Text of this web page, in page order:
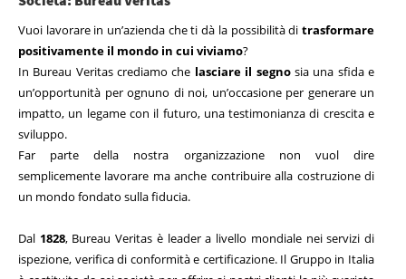
Vuoi lavorare in un’azienda che ti dà la possibilità di trasformare
positivamente il mondo in cui viviamo?
In Bureau Veritas crediamo che lasciare il segnosia una sfida e
un’opportunità per ognuno di noi, un’occasione per generare un
impatto, un legame con il futuro, una testimonianza di crescita e
sviluppo.
Far parte della nostra organizzazione non vuol dire
semplicemente lavorare ma anche contribuire alla costruzione di
un mondo fondato sulla fiducia.
Dal 1828, Bureau Veritas è leader a livello mondiale nei servizi di
ispezione, verifica di conformità e certificazione. Il Gruppo in Italia